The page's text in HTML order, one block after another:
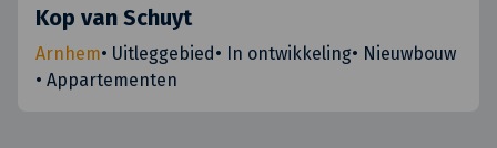
Kop van Schuyt
Arnhem• Uitleggebied• In ontwikkeling• Nieuwbouw
• Appartementen